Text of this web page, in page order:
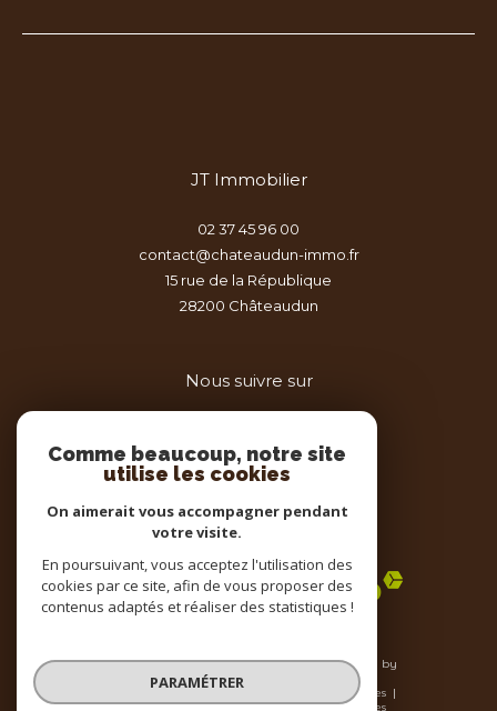
JT Immobilier
02 37 45 96 00
contact@chateaudun-immo.fr
15 rue de la République
28200
châteaudun
Nous suivre sur
Adhérents
© 2026 | Tous droits réservés | Traduction powered by
Google |
Nos honoraires
Plan du site
Mentions légales
Admin
Nos liens Politique RGPD Cookies
Comme beaucoup, notre site
utilise les cookies
On aimerait vous accompagner pendant
votre visite.
En poursuivant, vous acceptez l'utilisation des
cookies par ce site, afin de vous proposer des
contenus adaptés et réaliser des statistiques !
PARAMÉTRER